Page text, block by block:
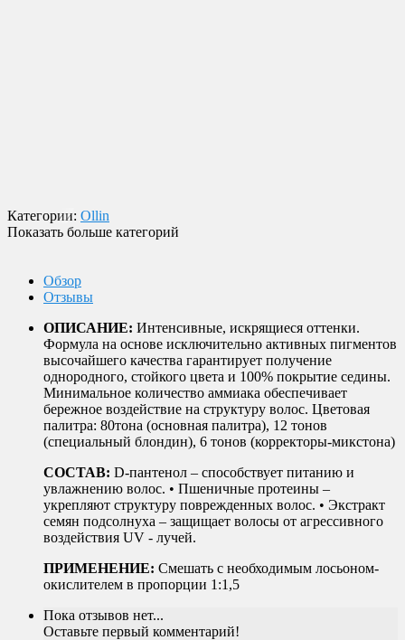
Категории: Ollin
Показать больше категорий
Обзор
Отзывы
ОПИСАНИЕ: Интенсивные, искрящиеся оттенки.
Формула на основе исключительно активных пигментов
высочайшего качества гарантирует получение
однородного, стойкого цвета и 100% покрытие седины.
Минимальное количество аммиака обеспечивает
бережное воздействие на структуру волос. Цветовая
палитра: 80тона (основная палитра), 12 тонов
(специальный блондин), 6 тонов (корректоры-микстона)
СОСТАВ: D-пантенол – способствует питанию и
увлажнению волос. • Пшеничные протеины –
укрепляют структуру поврежденных волос. • Экстракт
семян подсолнуха – защищает волосы от агрессивного
воздействия UV - лучей.
ПРИМЕНЕНИЕ: Смешать с необходимым лосьоном-
окислителем в пропорции 1:1,5
Пока отзывов нет...
Оставьте первый комментарий!